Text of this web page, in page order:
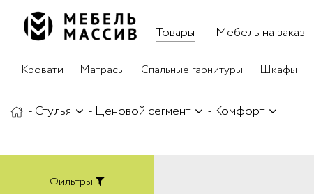
Товары Мебель на заказ
Кровати Матрасы Спальные гарнитуры Шкафы
-Стулья - Ценовой сегмент - Комфорт
Фильтры